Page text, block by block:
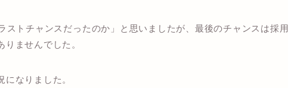
ストチャンスだったのか」と思いましたが、最後のチャンスは採用
ませんでした。
なりました。